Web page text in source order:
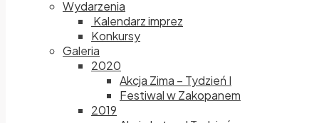
Wydarzenia
Kalendarz imprez
Konkursy
Galeria
2020
Akcja Zima – Tydzień I
Festiwal w Zakopanem
2019